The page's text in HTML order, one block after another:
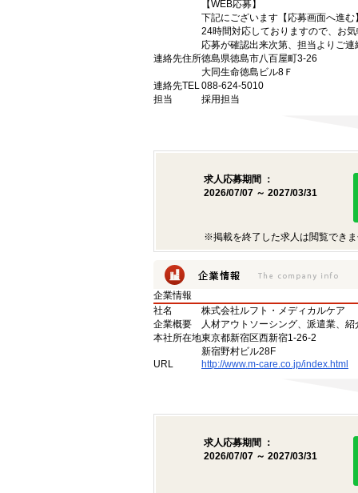
【WEB応募】
下記にございます【応募画面へ進
24時間対応しておりますので、お
応募が確認出来次第、担当よりご
連絡先住所徳島県徳島市八百屋町3-26
大同生命徳島ビル8Ｆ
連絡先TEL088-624-5010
担当
採用担当
求人応募期間 ：
2026/07/07 ～ 2027/03/31
※掲載を終了した求人は閲覧でき
企業情報
社名
株式会社ルフト・メディカルケア
企業概要
人材アウトソーシング、派遣業、紹
本社所在地東京都新宿区西新宿1-26-2
新宿野村ビル28F
URL
http://www.m-care.co.jp/index.html
求人応募期間 ：
2026/07/07 ～ 2027/03/31